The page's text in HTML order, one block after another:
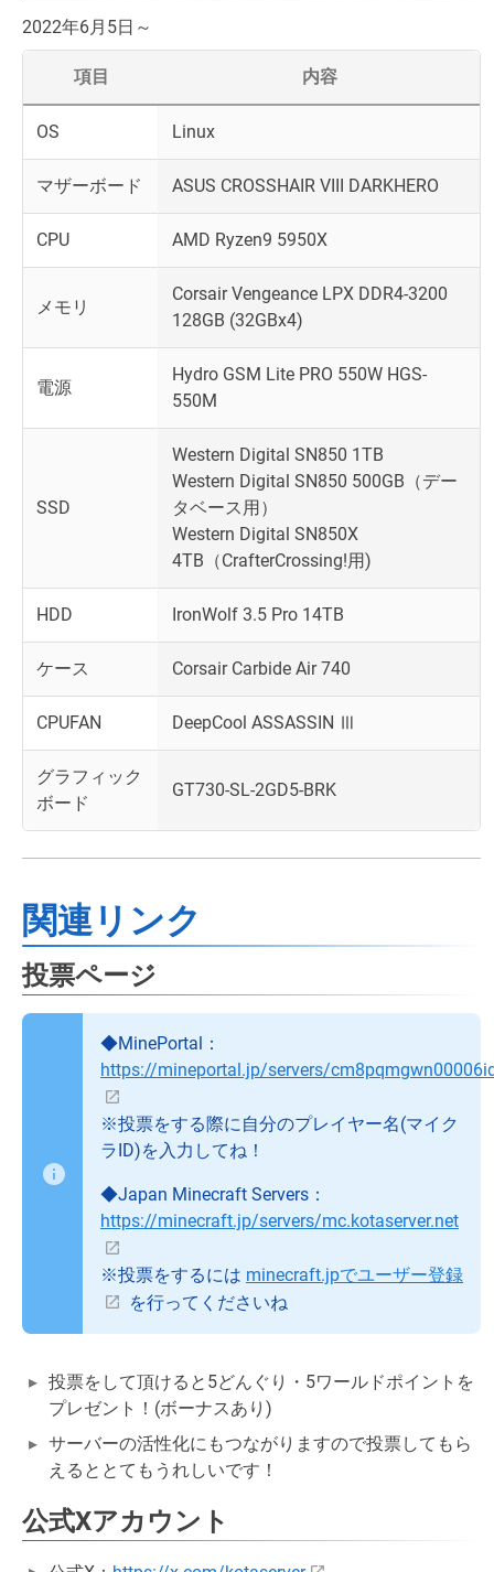
2022年6月5日～
項目 内容
OS Linux
マザーボード ASUS CROSSHAIR VIII DARKHERO
CPU AMD Ryzen9 5950X
メモリ
Corsair Vengeance LPX DDR4-3200
128GB (32GBx4)
電源
Hydro GSM Lite PRO 550W HGS-
550M
SSD
Western Digital SN850 1TB
Western Digital SN850 500GB（デー
タベース用）
Western Digital SN850X
4TB（CrafterCrossing!用)
HDD IronWolf 3.5 Pro 14TB
ケース Corsair Carbide Air 740
CPUFAN DeepCool ASSASSIN Ⅲ
グラフィック
ボード
GT730-SL-2GD5-BRK
関連リンク
投票ページ
◆MinePortal：
https://mineportal.jp/servers/
※投票をする際に自分のプレイヤー名(マイク
ラID)を入力してね！
◆Japan Minecraft Servers：
https://minecraft.jp/servers/mc.kotaserver.net
※投票をするには minecraft.jpでユーザー登録
を行ってくださいね
投票をして頂けると5どんぐり・5ワールドポイントを
プレゼント！(ボーナスあり)
サーバーの活性化にもつながりますので投票してもら
えるととてもうれしいです！
公式Xアカウント